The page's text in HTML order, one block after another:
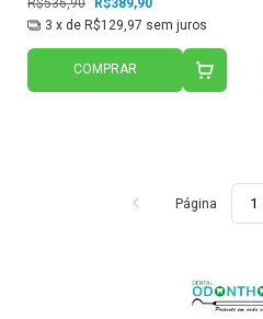
3 x de R$129,97 sem juros
COMPRAR
Página